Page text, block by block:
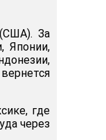
За
Японии,
где
через